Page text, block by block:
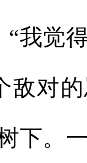
我觉
敌对
下。